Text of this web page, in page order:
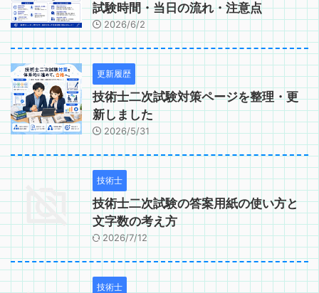
試験時間・当日の流れ・注意点
2026/6/2
更新履歴
技術士二次試験対策ページを整理・更
新しました
2026/5/31
技術士
技術士二次試験の答案用紙の使い方と
文字数の考え方
2026/7/12
技術士